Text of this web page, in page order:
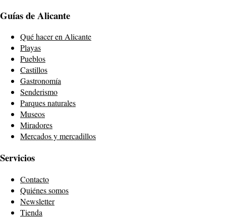
Guías de Alicante
Qué hacer en Alicante
Playas
Pueblos
Castillos
Gastronomía
Senderismo
Parques naturales
Museos
Miradores
Mercados y mercadillos
Servicios
Contacto
Quiénes somos
Newsletter
Tienda